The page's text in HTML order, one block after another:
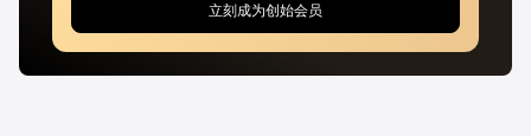
立刻成为创始会员